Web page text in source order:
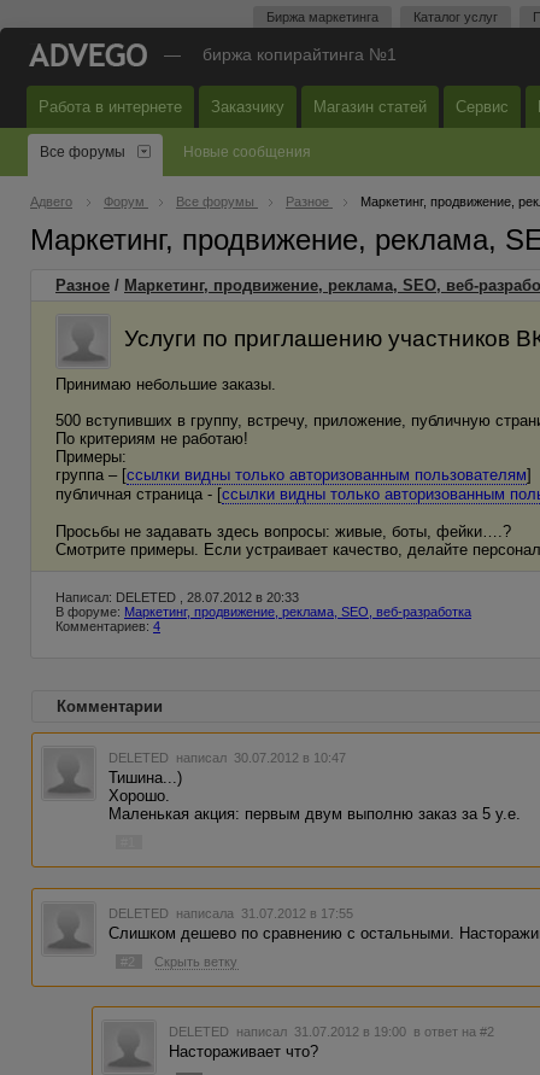
Биржа маркетинга Каталог услуг
— биржа копирайтинга №1
Работа в интернете Заказчику Магазин статей Сервис
Все форумы Новые сообщения
Адвего Форум Все форумы Разное Маркетинг, продвижение,
Маркетинг, продвижение, реклама,
Разное / Маркетинг, продвижение, реклама, SEO, веб-
Услуги по приглашению участников
Принимаю небольшие заказы.
500 вступивших в группу, встречу, приложение, публичную
По критериям не работаю!
Примеры:
группа – [ссылки видны только авторизованным пользователям]
публичная страница - [ссылки видны только авторизованным
Просьбы не задавать здесь вопросы: живые, боты, фейки….?
Смотрите примеры. Если устраивает качество, делайте
Написал: DELETED , 28.07.2012 в 20:33
В форуме: Маркетинг, продвижение, реклама, SEO, веб-разработка
Комментариев: 4
Комментарии
DELETED написал 30.07.2012 в 10:47
Тишина...)
Хорошо.
Маленькая акция: первым двум выполню заказ за 5 у.е.
DELETED написала 31.07.2012 в 17:55
Слишком дешево по сравнению с остальными.
#2 Скрыть ветку
DELETED написал 31.07.2012 в 19:00 в ответ на #2
Настораживает что?